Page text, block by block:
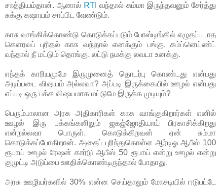
சாத்தியம்தான். ஆனால் RTI வந்தால் சும்மா இருந்தவனும் சேர்த்து
சுக்கு கஷாயம் சாப்பிட வேண்டும்.
காசு வாங்கிக்கொண்டு கொடுக்கப்படும் போஸ்டிங்கில் எழுதப்படாத
கெளரவப் புரிதல் காசு வந்தால் எனக்கும் பங்கு, கம்ப்ளெய்ண்ட்
வந்தால் நீ மட்டும் தொங்கு. லட்டு நமக்கு லவடா உனக்கு.
எந்தக் காரியமுமே இருமுனைத் தொடர்பு கொண்டது என்பது
அடிப்படை விஷயம் அல்லவா? அப்படி இருக்கையில் ஊழல் என்பது
எப்படி ஒரு பக்க விஷயமாக மட்டுமே இருக்க முடியும்?
பெரும்பாலான அரசு அதிகாரிகள் காசு வாங்குகிறார்கள் எனில்
ஊழல் இரு பக்கங்களிலும் ஜகஜ்ஜோதியாய் பிரகாசிக்கிறது
என்றல்லவா பொருள். கொடுக்கிறவன் ஏன் சும்மா
கொடுக்கப்போகிறான். அதைப் புரிந்துகொள்ள ஆர்டிஓ ஆபீஸ் 100
ரூபாய் ஊழல் ரேஷன் கார்டு ஆபீஸ் 50 ரூபாய் என்று ஊழல் என்று
குமுட்டி அடுப்பை ஊதிக்கொண்டிருந்தால் போதாது.
அரசு ஊழியர்களில் 30% என்ன செய்தாலும் மோசடியில் ஈடுபட்டே